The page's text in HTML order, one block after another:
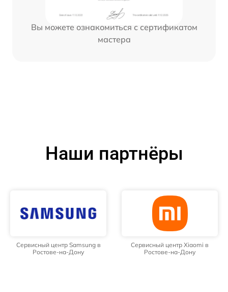
Вы можете ознакомиться с сертификатом
мастера
Наши партнёры
Сервисный центр Samsung в
Ростове-на-Дону
Сервисный центр Xiaomi в
Ростове-на-Дону